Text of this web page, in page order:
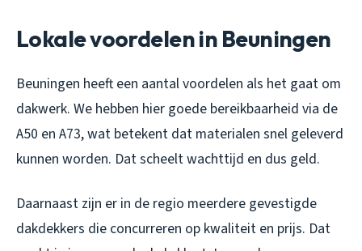
Lokale voordelen in Beuningen
Beuningen heeft een aantal voordelen als het gaat om
dakwerk. We hebben hier goede bereikbaarheid via de
A50 en A73, wat betekent dat materialen snel geleverd
kunnen worden. Dat scheelt wachttijd en dus geld.
Daarnaast zijn er in de regio meerdere gevestigde
dakdekkers die concurreren op kwaliteit en prijs. Dat